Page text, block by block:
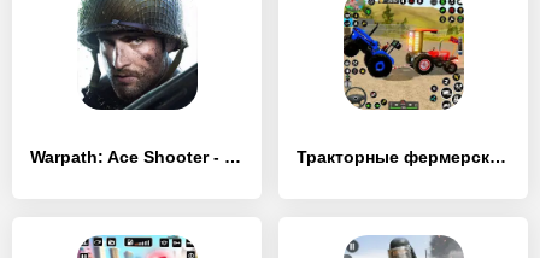
Warpath: Ace Shooter - [MOD Бесконечные монеты] Тракторные фермерские игры 3D - [MOD Бесконечные монеты]